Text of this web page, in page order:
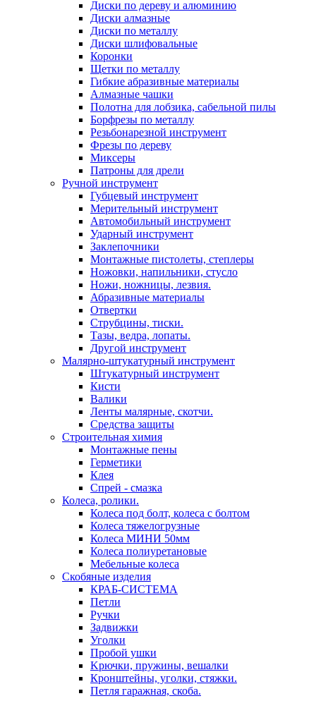
Диски по дереву и алюминию
Диски алмазные
Диски по металлу
Диски шлифовальные
Коронки
Щетки по металлу
Гибкие абразивные материалы
Алмазные чашки
Полотна для лобзика, сабельной пилы
Борфрезы по металлу
Резьбонарезной инструмент
Фрезы по дереву
Миксеры
Патроны для дрели
Ручной инструмент
Губцевый инструмент
Мерительный инструмент
Автомобильный инструмент
Ударный инструмент
Заклепочники
Монтажные пистолеты, степлеры
Ножовки, напильники, стусло
Ножи, ножницы, лезвия.
Абразивные материалы
Отвертки
Cтрубцины, тиски.
Тазы, ведра, лопаты.
Другой инструмент
Малярно-штукатурный инструмент
Штукатурный инструмент
Кисти
Валики
Ленты малярные, скотчи.
Средства защиты
Строительная химия
Монтажные пены
Герметики
Клея
Спрей - смазка
Колеса, ролики.
Колеса под болт, колеса с болтом
Колеса тяжелогрузные
Колеса МИНИ 50мм
Колеса полиуретановые
Мебельные колеса
Скобяные изделия
КРАБ-СИСТЕМА
Петли
Ручки
Задвижки
Уголки
Пробой ушки
Kрючки, пружины, вешалки
Кронштейны, уголки, стяжки.
Петля гаражная, скоба.